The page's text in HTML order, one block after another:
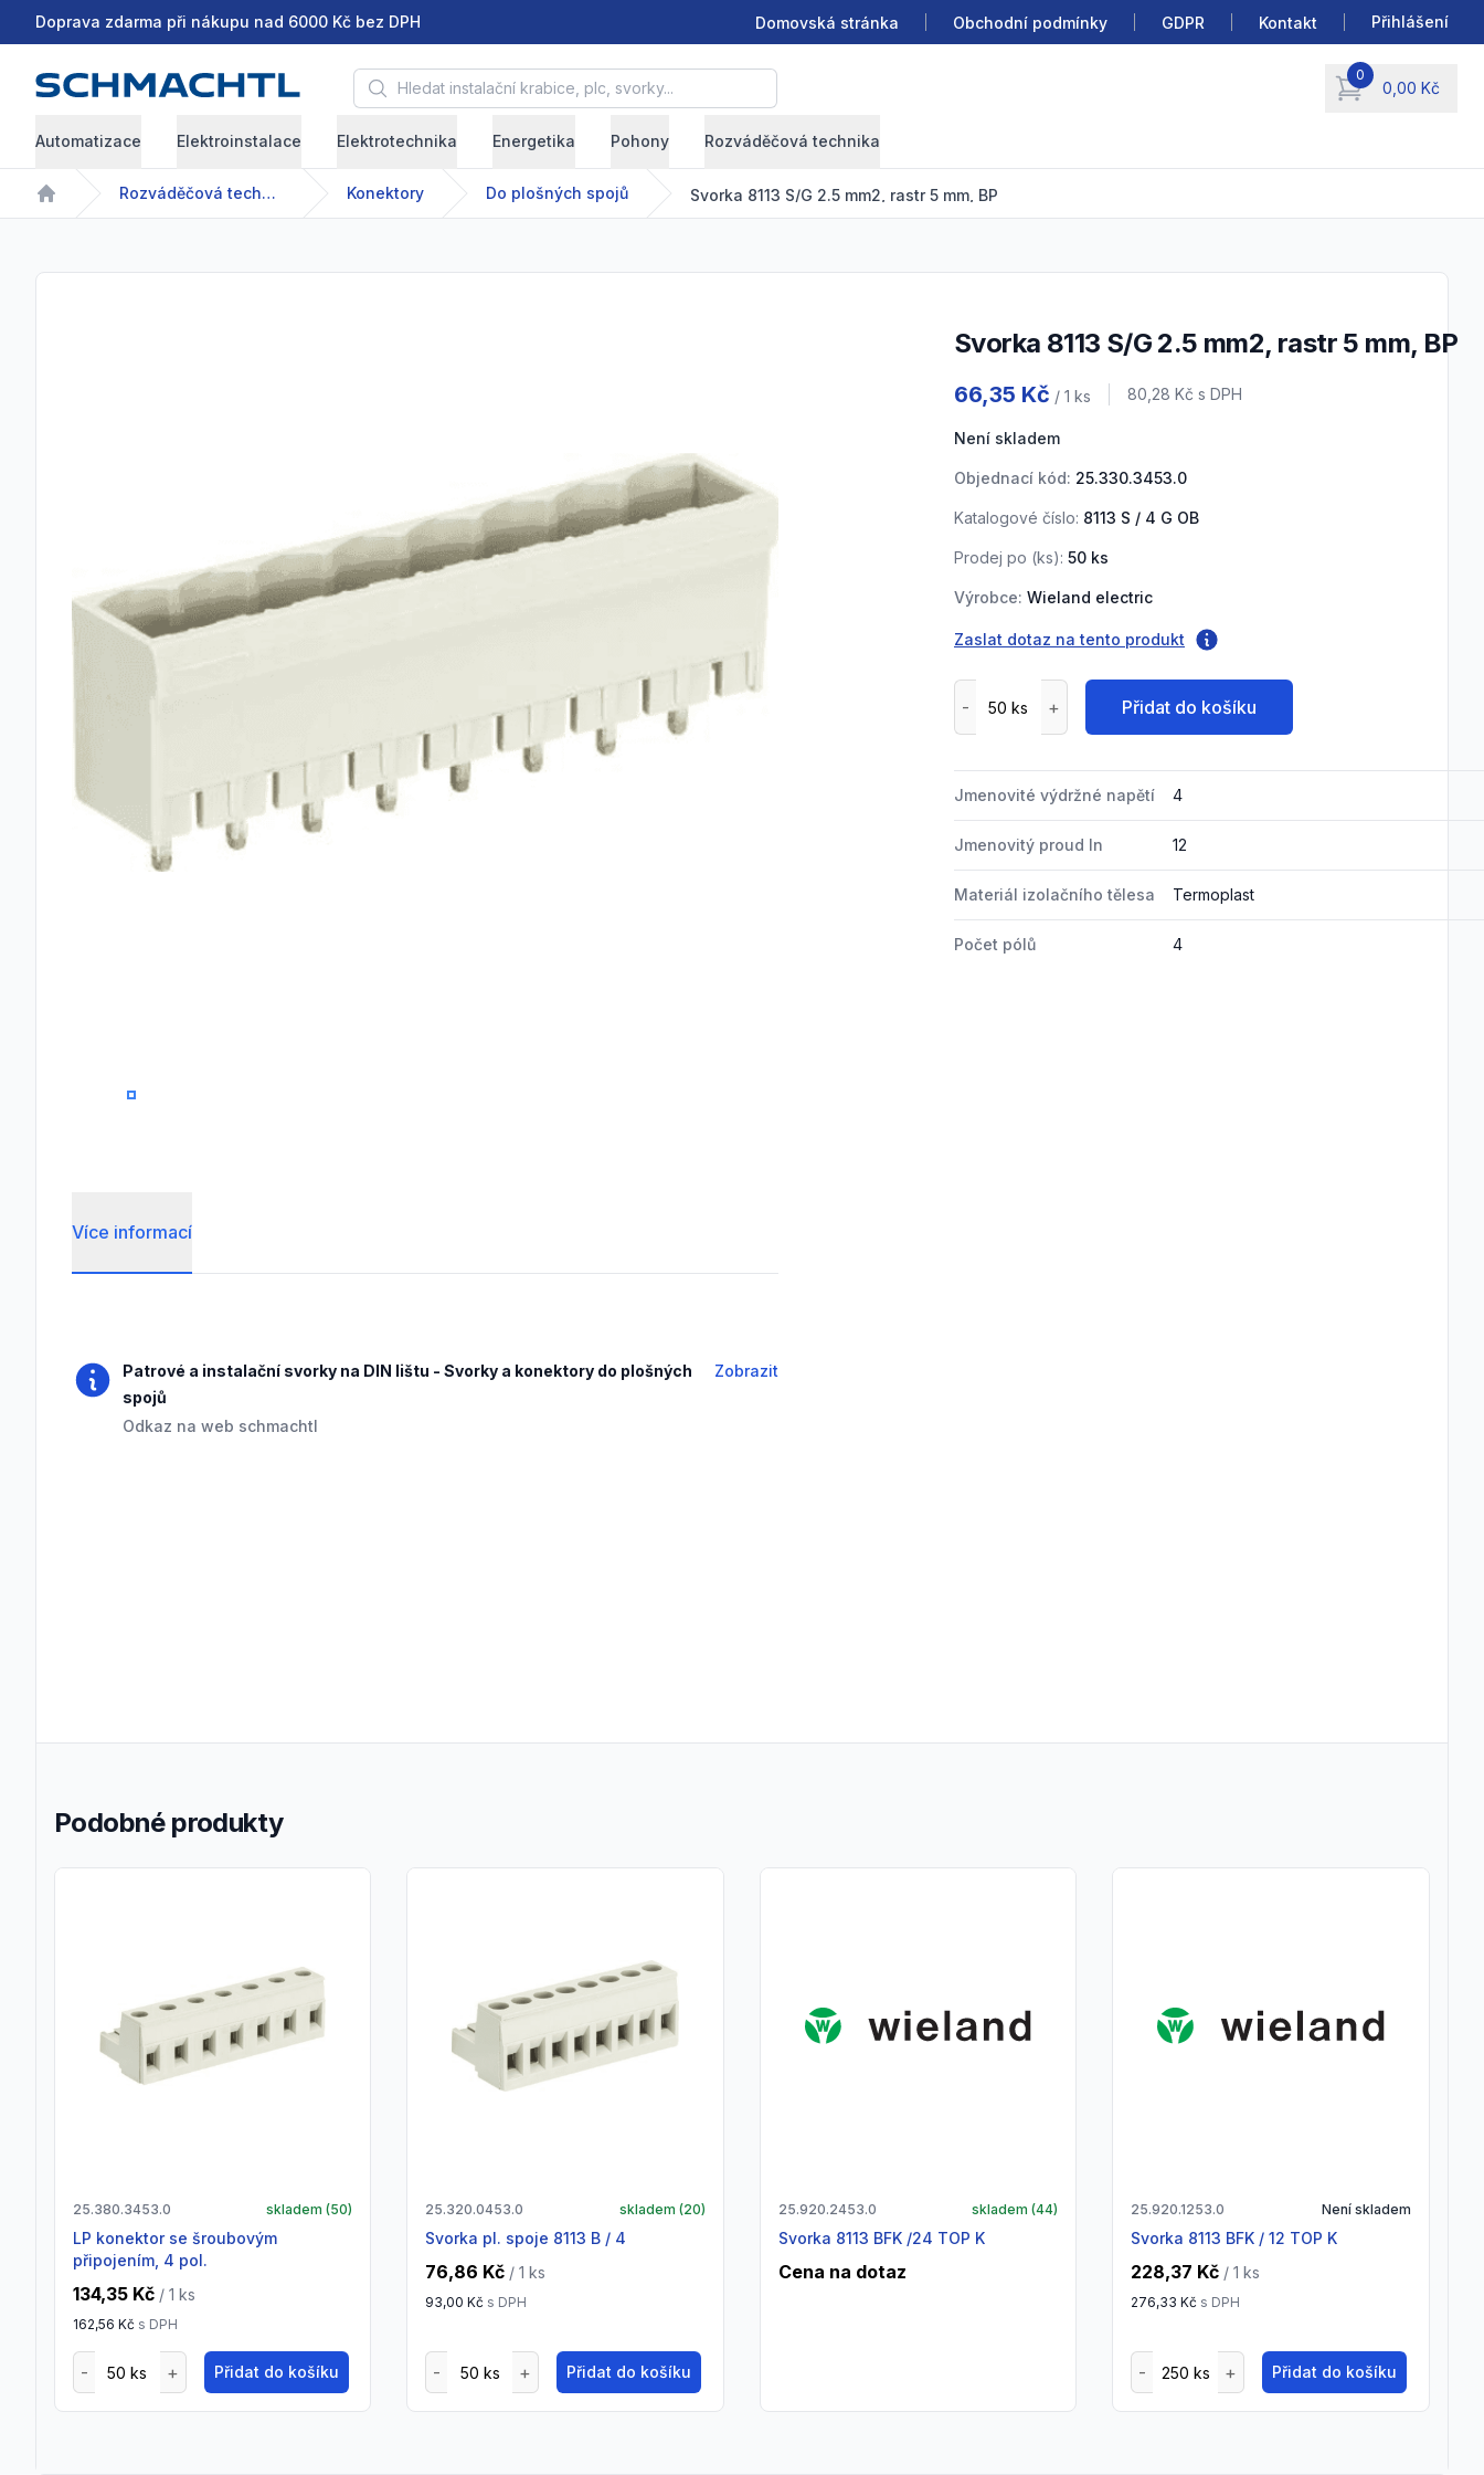
Doprava zdarma při nákupu nad 6000 Kč bez DPH Domovská stránka Obchodní podmínky GDPR Kontakt Přihlášení
Hledat instalační krabice, plc, svorky... 0
0,00 Kč
items in cart, view
Automatizace Elektroinstalace Elektrotechnika Energetika Pohony Rozváděčová technika
Home
Rozváděčová technika Konektory Do plošných spojů Svorka 8113 S/G 2.5 mm2, rastr 5 mm, BP
0
Svorka 8113 S/G 2.5 mm2, rastr 5 mm, BP
66,35 Kč / 1 ks Cena s DPH
80,28 Kč s DPH
Není skladem
Objednací kód: 25.330.3453.0
Katalogové číslo: 8113 S / 4 G OB
Prodej po (ks): 50 ks
Výrobce: Wieland electric
Zaslat dotaz na tento produkt
Přidat do košíku
Jmenovité výdržné napětí 4
Jmenovitý proud In 12
Materiál izolačního tělesa Termoplast
Počet pólů 4
Více informací
Patrové a instalační svorky na DIN lištu -Svorky a konektory do plošných
spojů
Odkaz na web schmachtl
Zobrazit
Podobné produkty
25.380.3453.0 skladem (50)
LP konektor se šroubovým
připojením, 4 pol.
134,35 Kč / 1 ks
162,56 Kč s DPH
Přidat do košíku
25.320.0453.0 skladem (20)
Svorka pl. spoje 8113 B / 4
76,86 Kč / 1 ks
93,00 Kč s DPH
Přidat do košíku
25.920.2453.0 skladem (44)
Svorka 8113 BFK /24 TOP K
Cena na dotaz
25.920.1253.0 Není skladem
Svorka 8113 BFK / 12 TOP K
228,37 Kč / 1 ks
276,33 Kč s DPH
Přidat do košíku